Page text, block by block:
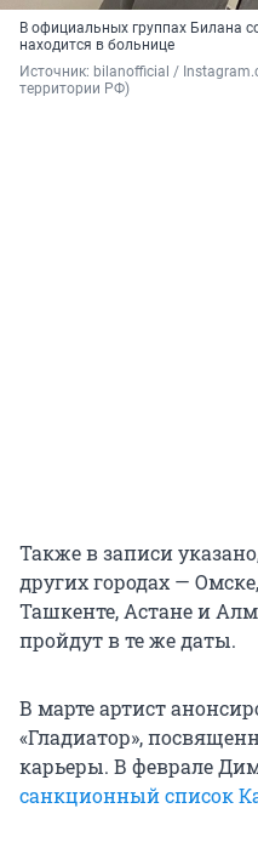
В официальных группах Билана
находится в больнице
Источник: bilanofficial /
территории РФ)
Также в записи
других городах —
Ташкенте, Астане и
пройдут в те же даты.
В марте артист
«Гладиатор»,
карьеры. В феврале
санкционный список